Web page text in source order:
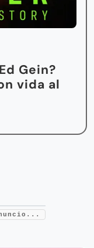
Gein?
vida al